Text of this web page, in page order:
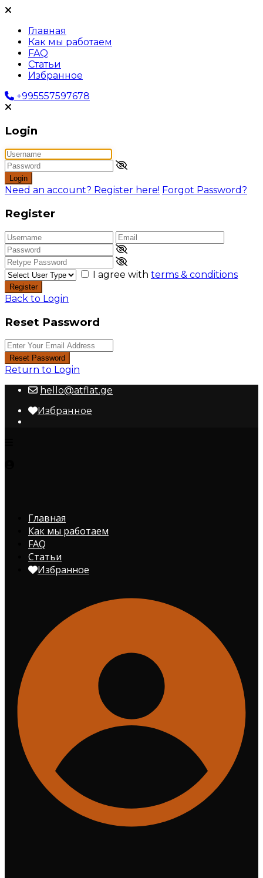
Главная
Как мы работаем
FAQ
Статьи
Избранное
+995557597678
Login
Login
Need an account? Register here! Forgot Password?
Register
I agree with terms & conditions
Register
Back to Login
Reset Password
Reset Password
Return to Login
hello@atflat.ge
Избранное
Главная
Как мы работаем
FAQ
Статьи
Избранное